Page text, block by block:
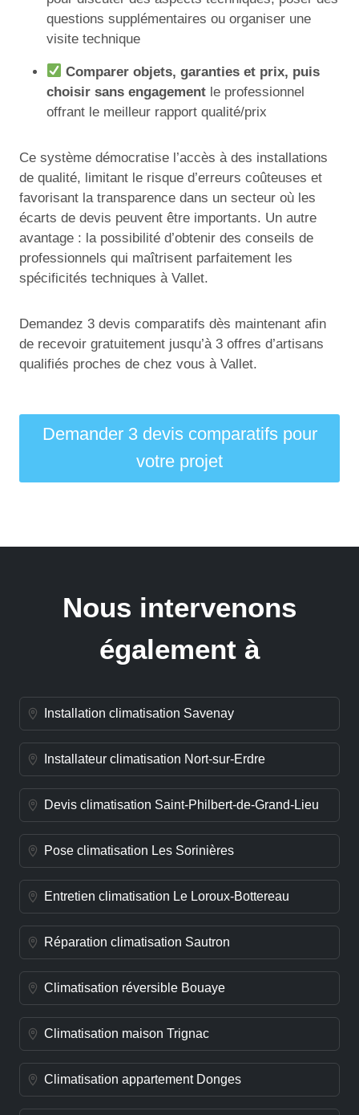
questions supplémentaires ou organiser une
visite technique
Comparer objets, garanties et prix, puis
choisir sans engagement le professionnel
offrant le meilleur rapport qualité/prix
Ce système démocratise l’accès à des installations
de qualité, limitant le risque d’erreurs coûteuses et
favorisant la transparence dans un secteur où les
écarts de devis peuvent être importants. Un autre
avantage : la possibilité d’obtenir des conseils de
professionnels qui maîtrisent parfaitement les
spécificités techniques à Vallet.
Demandez 3 devis comparatifs dès maintenant afin
de recevoir gratuitement jusqu’à 3 offres d’artisans
qualifiés proches de chez vous à Vallet.
Demander 3 devis comparatifs pour
votre projet
Nous intervenons
également à
Installation climatisation Savenay
Installateur climatisation Nort-sur-Erdre
Devis climatisation Saint-Philbert-de-Grand-Lieu
Pose climatisation Les Sorinières
Entretien climatisation Le Loroux-Bottereau
Réparation climatisation Sautron
Climatisation réversible Bouaye
Climatisation maison Trignac
Climatisation appartement Donges